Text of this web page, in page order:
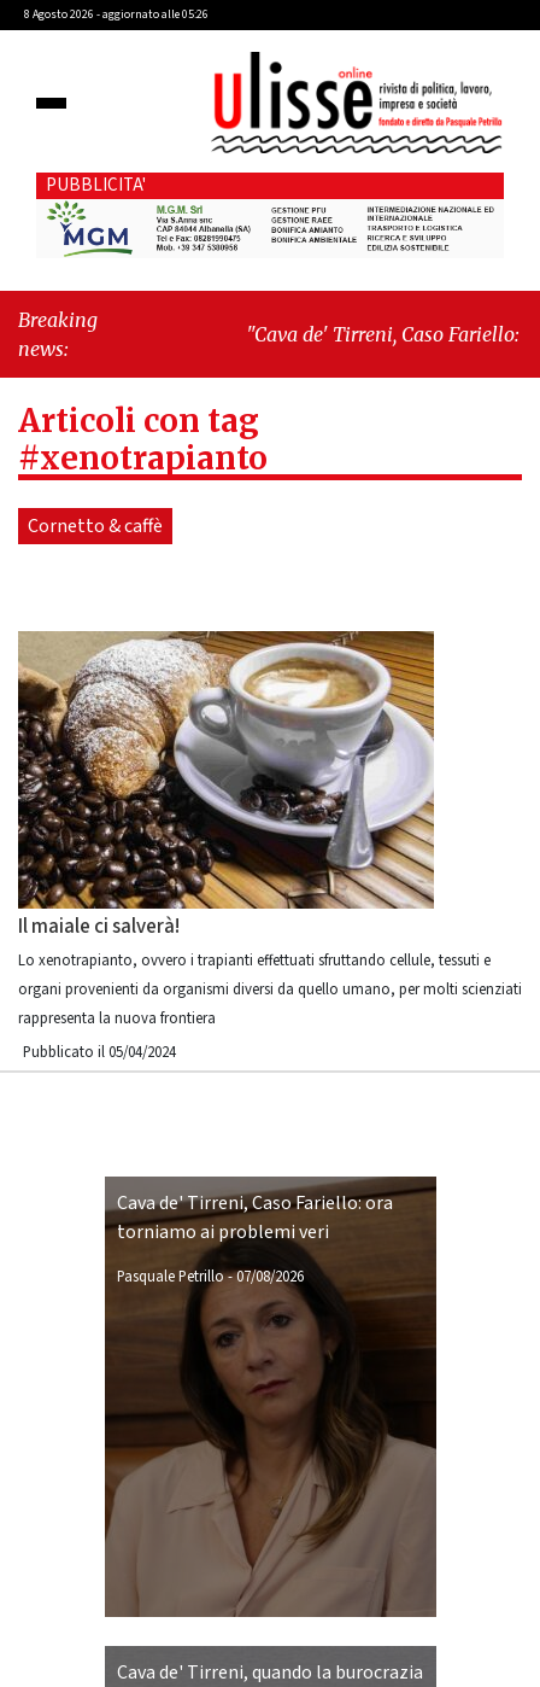
8 Agosto 2026 - aggiornato alle 05:26
PUBBLICITA'
Breaking
news:
"Cava de' Tirreni, Caso Fariello: ora
dimentica perché esiste"
Articoli con tag
#xenotrapianto
Cornetto & caffè
Il maiale ci salverà!
Lo xenotrapianto, ovvero i trapianti effettuati sfruttando cellule, tessuti e
organi provenienti da organismi diversi da quello umano, per molti scienziati
rappresenta la nuova frontiera
Pubblicato il 05/04/2024
Cava de' Tirreni, Caso Fariello: ora
torniamo ai problemi veri
Pasquale Petrillo-07/08/2026
Cava de' Tirreni, quando la burocrazia